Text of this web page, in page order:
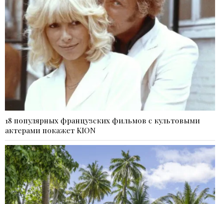
18 популярных французских фильмов с культовыми
актерами покажет KION